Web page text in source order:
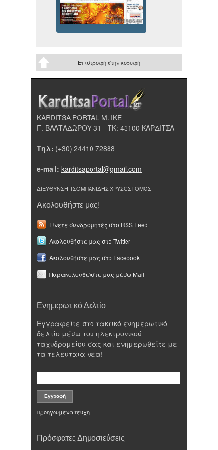
Επιστροφή στην κορυφή
KARDITSA PORTAL Μ. ΙΚΕ
Γ. ΒΑΛΤΑΔΩΡΟΥ 31 - ΤΚ: 43100 ΚΑΡΔΙΤΣΑ
Τηλ: (+30) 24410 72888
e-mail: karditsaportal@gmail.com
ΔΙΕΥΘΥΝΣΗ ΤΣΟΜΠΑΝΙΔΗΣ ΧΡΥΣΟΣΤΟΜΟΣ
Ακολουθήστε μας!
Γίνετε συνδρομητές στο RSS Feed
Ακολουθήστε μας στο Twitter
Ακολουθήστε μας στο Facebook
Παρακολουθείστε μας μέσω Mail
Ενημερωτικό Δελτίο
Εγγραφείτε στο τακτικό ενημερωτικό
δελτίο μέσω του ηλεκτρονικού
ταχυδρομείου σας και ενημερωθείτε με
τα τελευταία νέα!
Προηγούμενα τεύχη
Πρόσφατες Δημοσιεύσεις